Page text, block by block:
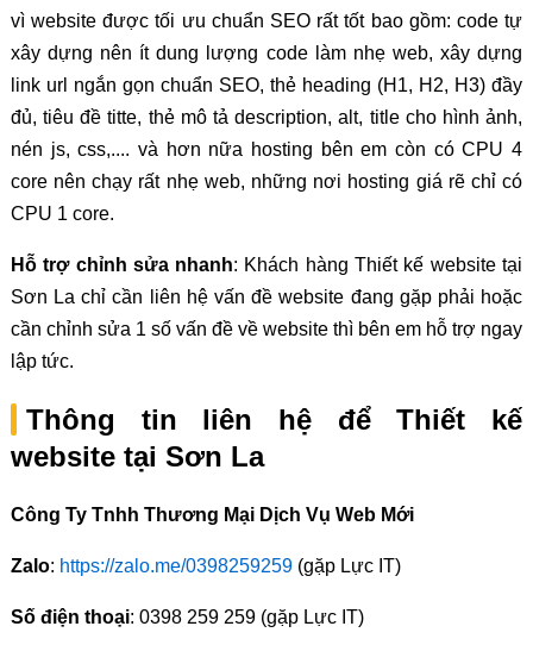
vì website được tối ưu chuẩn SEO rất tốt bao gồm: code tự
xây dựng nên ít dung lượng code làm nhẹ web, xây dựng
link url ngắn gọn chuẩn SEO, thẻ heading (H1, H2, H3) đầy
đủ, tiêu đề titte, thẻ mô tả description, alt, title cho hình ảnh,
nén js, css,.... và hơn nữa hosting bên em còn có CPU 4
core nên chạy rất nhẹ web, những nơi hosting giá rẽ chỉ có
CPU 1 core.
Hỗ trợ chỉnh sửa nhanh: Khách hàng Thiết kế website tại
Sơn La chỉ cần liên hệ vấn đề website đang gặp phải hoặc
cần chỉnh sửa 1 số vấn đề về website thì bên em hỗ trợ ngay
lập tức.
Thông tin liên hệ để Thiết kế
website tại Sơn La
Công Ty Tnhh Thương Mại Dịch Vụ Web Mới
Zalo: https://zalo.me/0398259259(gặp Lực IT)
Số điện thoại: 0398 259 259 (gặp Lực IT)